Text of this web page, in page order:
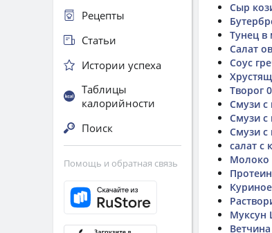
Сыр
Тунец в
Салат
Соус
Творог
Смузи с
Смузи с
Смузи с
салат с
Молоко
Муксун
Рецепты
Статьи
Истории успеха
Таблицы
калорийности
Поиск
Помощь и обратная связь